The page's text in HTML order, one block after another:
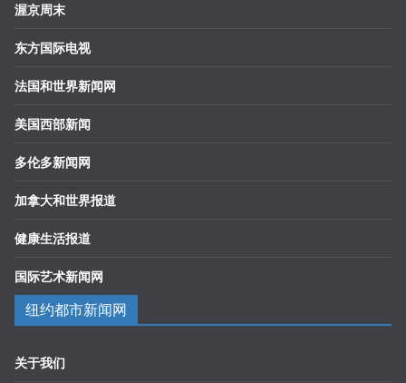
渥京周末
东方国际电视
法国和世界新闻网
美国西部新闻
多伦多新闻网
加拿大和世界报道
健康生活报道
国际艺术新闻网
纽约都市新闻网
关于我们